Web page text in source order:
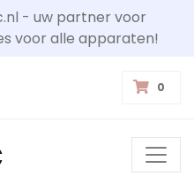
- uw partner voor
voor alle apparaten!
0